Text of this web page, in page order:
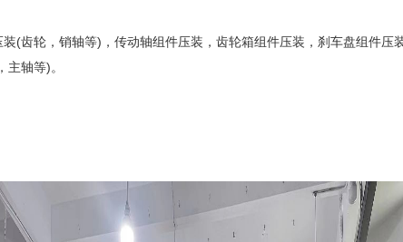
(齿轮，销轴等)，传动轴组件压装，齿轮箱组件压装，刹车盘组件压
轴等)。